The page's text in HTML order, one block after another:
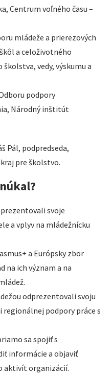
Centrum voľného času –
mládeže a prierezových
a celoživotného
vedy, výskumu a
podpory
Národný inštitút
Pál, podpredseda,
pre školstvo.
svoje
a vplyv na mládežnícku
a Európsky zbor
na ich význam a na
odprezentovali svoju
regionálnej podpory práce s
sa spojiť s
informácie a objaviť
aktivít organizácií.